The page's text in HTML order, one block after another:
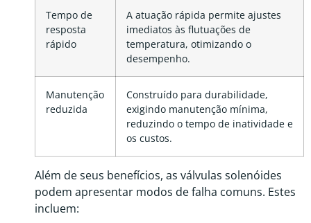
Tempo de
resposta
rápido
A atuação rápida permite ajustes
imediatos às flutuações de
temperatura, otimizando o
desempenho.
Manutenção
reduzida
Construído para durabilidade,
exigindo manutenção mínima,
reduzindo o tempo de inatividade e
os custos.
Além de seus benefícios, as válvulas solenóides
podem apresentar modos de falha comuns. Estes
incluem: